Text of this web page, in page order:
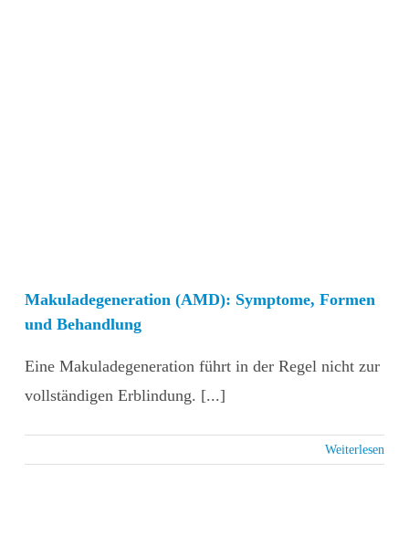
Makuladegeneration (AMD): Symptome, Formen
und Behandlung
Eine Makuladegeneration führt in der Regel nicht zur
vollständigen Erblindung. [...]
Weiterlesen